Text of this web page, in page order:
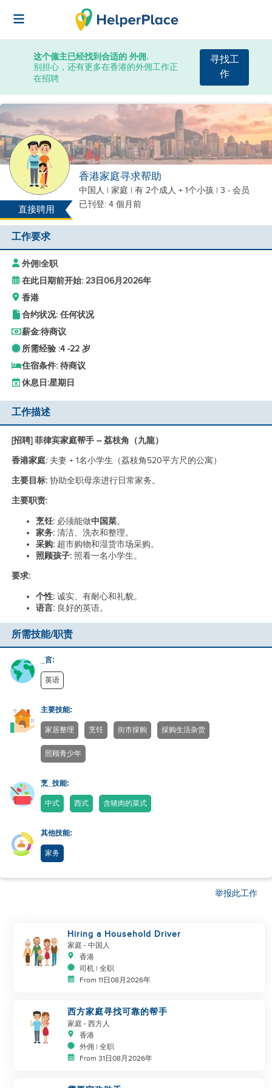
这个僱主已经找到合适的 外佣.
别担心，还有更多在香港的外佣工作正
在招聘
寻找工
作
直接聘用
香港家庭寻求帮助
中国人 | 家庭 | 有 2个成人 + 1个小孩 | 3 - 会员
已刊登: 4 個月前
工作要求
外佣|全职
在此日期前开始: 23日06月2026年
香港
合约状况: 任何状况
薪金:待商议
所需经验 :4 -22 岁
住宿条件: 待商议
休息日:星期日
工作描述
[招聘] 菲律宾家庭帮手 – 荔枝角（九龍）
香港家庭:夫妻 + 1名小学生（荔枝角520平方尺的公寓）
主要目标:协助全职母亲进行日常家务。
主要职责:
烹饪:必须能做中国菜。
家务:清洁、洗衣和整理。
采购:超市购物和湿货市场采购。
照顾孩子:照看一名小学生。
要求:
个性:诚实、有耐心和礼貌。
语言:良好的英语。
所需技能/职责
_言:
英语
主要技能:
家居整理 烹饪 街市採购 採购生活杂货
照顾青少年
烹_技能:
中式 西式 含猪肉的菜式
其他技能:
家务
举报此工作
Hiring a Household Driver
家庭 - 中国人
香港
司机 | 全职
From 11日08月2026年
西方家庭寻找可靠的帮手
家庭 - 西方人
香港
外佣 | 全职
From 31日08月2026年